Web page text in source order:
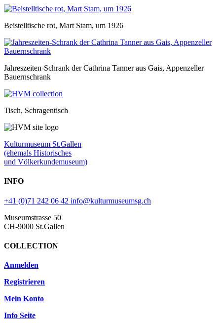
Beistelltische rot, Mart Stam, um 1926
Jahreszeiten-Schrank der Cathrina Tanner aus Gais, Appenzeller
Bauernschrank
Tisch, Schragentisch
Kulturmuseum St.Gallen
(ehemals Historisches
und Völkerkundemuseum)
INFO
+41 (0)71 242 06 42 info@kulturmuseumsg.ch
Museumstrasse 50
CH-9000 St.Gallen
COLLECTION
Anmelden
Registrieren
Mein Konto
Info Seite